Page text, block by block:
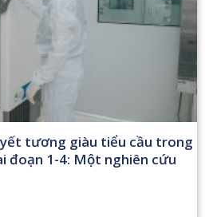
tương giàu tiểu cầu trong
đoạn 1-4: Một nghiên cứu